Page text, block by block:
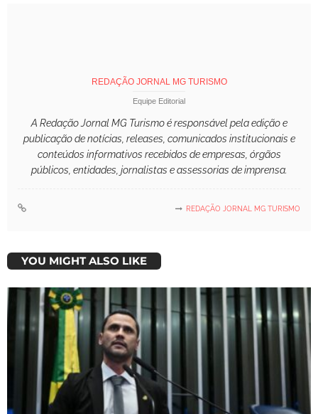
REDAÇÃO JORNAL MG TURISMO
Equipe Editorial
A Redação Jornal MG Turismo é responsável pela edição e
publicação de notícias, releases, comunicados institucionais e
conteúdos informativos recebidos de empresas, órgãos
públicos, entidades, jornalistas e assessorias de imprensa.
REDAÇÃO JORNAL MG TURISMO
YOU MIGHT ALSO LIKE